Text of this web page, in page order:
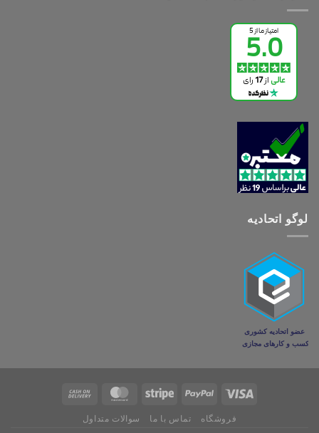
لوگو اتحادیه
فروشگاه تماس با ما سوالات متداول